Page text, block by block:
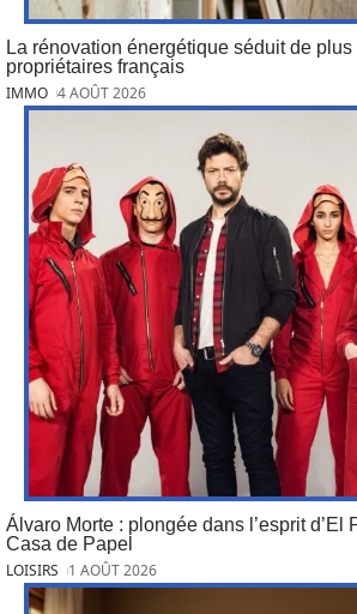
La rénovation énergétique séduit de
propriétaires français
IMMO 4 AOÛT 2026
Álvaro Morte : plongée dans l’esprit d’El
Casa de Papel
LOISIRS 1 AOÛT 2026